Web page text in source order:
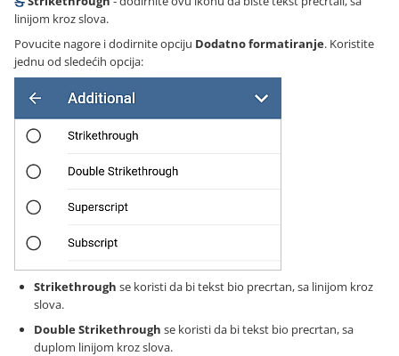
linijom kroz slova.
Povucite nagore i dodirnite opciju Dodatno formatiranje. Koristite
jednu od sledećih opcija:
Strikethrough se koristi da bi tekst bio precrtan, sa linijom kroz
slova.
Double Strikethrough se koristi da bi tekst bio precrtan, sa
duplom linijom kroz slova.